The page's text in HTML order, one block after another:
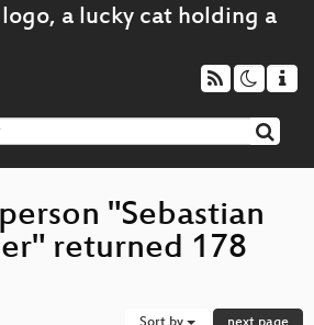
"Sebastian
returned 178